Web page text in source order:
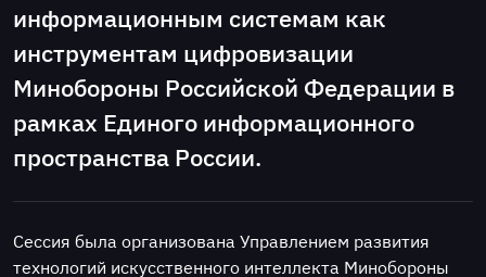
информационным системам как
инструментам цифровизации
Минобороны Российской Федерации в
рамках Единого информационного
пространства России.
Сессия была организована Управлением развития
технологий искусственного интеллекта Минобороны